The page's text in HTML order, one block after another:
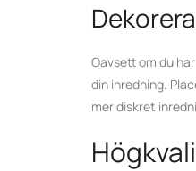
Oavsett om du
din inredning.
mer diskret